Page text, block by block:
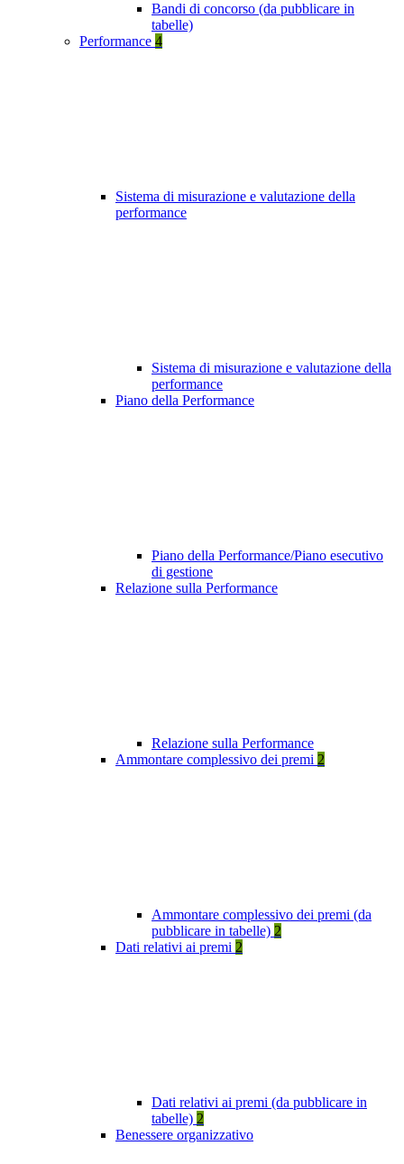
Bandi di concorso (da pubblicare in
tabelle)
Performance 4
Sistema di misurazione e valutazione della
performance
Sistema di misurazione e valutazione della
performance
Piano della Performance
Piano della Performance/Piano esecutivo
di gestione
Relazione sulla Performance
Relazione sulla Performance
Ammontare complessivo dei premi 2
Ammontare complessivo dei premi (da
pubblicare in tabelle) 2
Dati relativi ai premi 2
Dati relativi ai premi (da pubblicare in
tabelle) 2
Benessere organizzativo